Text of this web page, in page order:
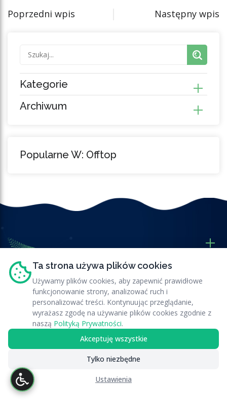
Poprzedni wpis Następny wpis
Kategorie
Archiwum
Popularne W: Offtop
Nasze Usługi
Przydatne Linki
Newsletter
© 2025 RATAQ.PL. Wszelkie prawa zastrzeżone.
Ta strona używa plików cookies
Używamy plików cookies, aby zapewnić prawidłowe
funkcjonowanie strony, analizować ruch i
personalizować treści. Kontynuując przeglądanie,
wyrażasz zgodę na używanie plików cookies zgodnie z
naszą Polityką Prywatności.
Akceptuję wszystkie
Tylko niezbędne
Ustawienia